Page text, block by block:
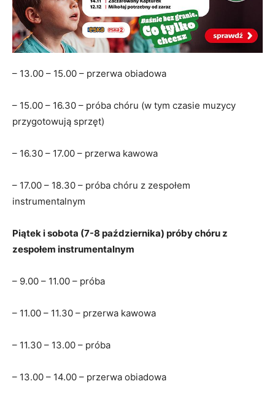
– 13.00 – 15.00 – przerwa obiadowa
– 15.00 – 16.30 – próba chóru (w tym czasie muzycy
przygotowują sprzęt)
– 16.30 – 17.00 – przerwa kawowa
– 17.00 – 18.30 – próba chóru z zespołem
instrumentalnym
Piątek i sobota (7-8 października) próby chóru z
zespołem instrumentalnym
– 9.00 – 11.00 – próba
– 11.00 – 11.30 – przerwa kawowa
– 11.30 – 13.00 – próba
– 13.00 – 14.00 – przerwa obiadowa